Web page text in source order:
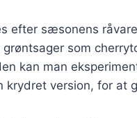
efter sæsonens
som
kan man
krydret version, for at